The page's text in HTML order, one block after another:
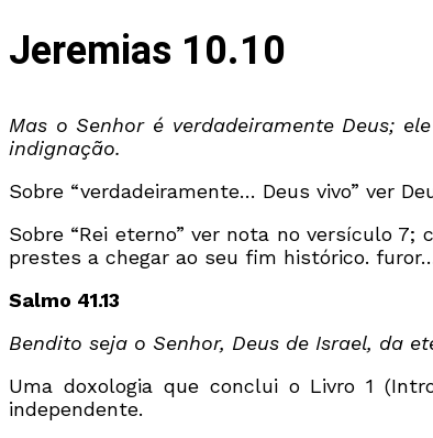
Jeremias 10.10
Mas o Senhor é verdadeiramente Deus;
indignação.
Sobre “verdadeiramente… Deus vivo” ver
Sobre “Rei eterno” ver nota no versículo 7;
prestes a chegar ao seu fim histórico.
Salmo 41.13
Bendito seja o Senhor, Deus de Israel, da
Uma doxologia que conclui o Livro 1
independente.